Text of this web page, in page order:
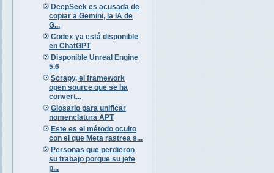
DeepSeek es acusada de
copiar a Gemini, la IA de
G...
Codex ya está disponible
en ChatGPT
Disponible Unreal Engine
5.6
Scrapy, el framework
open source que se ha
convert...
Glosario para unificar
nomenclatura APT
Este es el método oculto
con el que Meta rastrea s...
Personas que perdieron
su trabajo porque su jefe
p...